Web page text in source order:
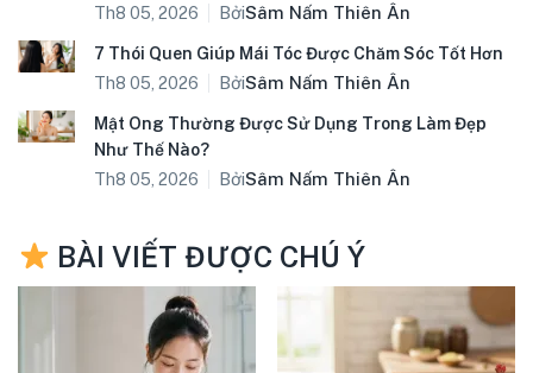
Th8 05, 2026
BởiSâm Nấm Thiên Ân
7 Thói Quen Giúp Mái Tóc Được Chăm Sóc Tốt Hơn
Th8 05, 2026
BởiSâm Nấm Thiên Ân
Mật Ong Thường Được Sử Dụng Trong Làm Đẹp
Như Thế Nào?
Th8 05, 2026
BởiSâm Nấm Thiên Ân
BÀI VIẾT ĐƯỢC CHÚ Ý